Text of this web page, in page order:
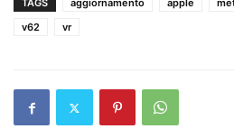
TAGS aggiornamento apple
v62
vr